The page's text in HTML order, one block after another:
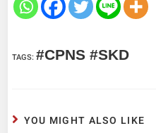
TAGS:#CPNS #SKD
YOU MIGHT ALSO LIKE